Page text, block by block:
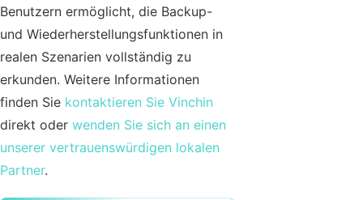
Benutzern ermöglicht, die Backup-
und Wiederherstellungsfunktionen in
realen Szenarien vollständig zu
erkunden. Weitere Informationen
finden Sie kontaktieren Sie Vinchin
direkt oder wenden Sie sich an einen
unserer vertrauenswürdigen lokalen
Partner.